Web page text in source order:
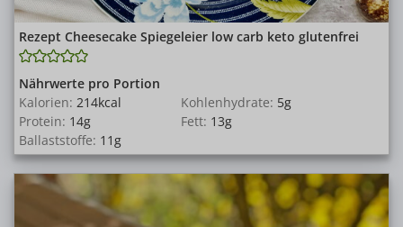
Rezept Cheesecake Spiegeleier low carb keto glutenfrei
Nährwerte pro Portion
Kalorien: 214kcal Kohlenhydrate: 5g
Protein: 14g Fett: 13g
Ballaststoffe: 11g